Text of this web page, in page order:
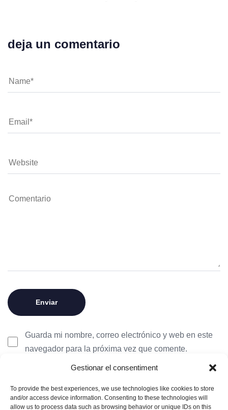
Gestionar el consentiment
To provide the best experiences, we use technologies like cookies to store
and/or access device information. Consenting to these technologies will
allow us to process data such as browsing behavior or unique IDs on this
deja un comentario
Guarda mi nombre, correo electrónico y web en este
navegador para la próxima vez que comente.